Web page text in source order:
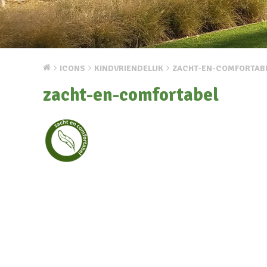
ICONS KINDVRIENDELIJK ZACHT-EN-
zacht-en-comfortabel